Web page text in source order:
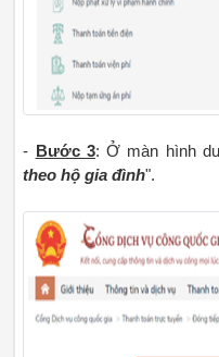
- Bước 3: Ở màn hình
theo hộ gia đình".